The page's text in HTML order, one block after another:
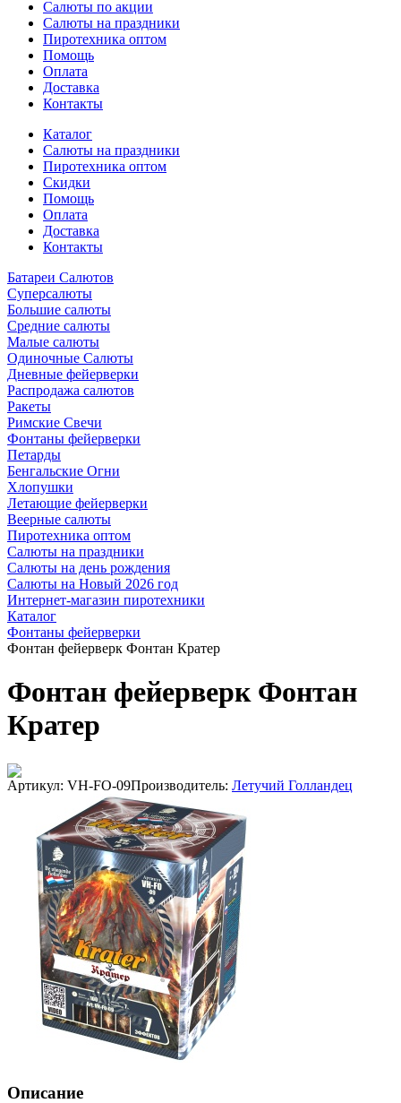
Салюты по акции
Салюты на праздники
Пиротехника оптом
Помощь
Оплата
Доставка
Контакты
Каталог
Салюты на праздники
Пиротехника оптом
Скидки
Помощь
Оплата
Доставка
Контакты
Батареи Салютов
Суперсалюты
Большие салюты
Средние салюты
Малые салюты
Одиночные Салюты
Дневные фейерверки
Распродажа салютов
Ракеты
Римские Свечи
Фонтаны фейерверки
Петарды
Бенгальские Огни
Хлопушки
Летающие фейерверки
Веерные салюты
Пиротехника оптом
Салюты на праздники
Салюты на день рождения
Салюты на Новый 2026 год
Интернет-магазин пиротехники
Каталог
Фонтаны фейерверки
Фонтан фейерверк Фонтан Кратер
Фонтан фейерверк Фонтан
Кратер
Артикул: VH-FO-09Производитель: Летучий Голландец
Описание